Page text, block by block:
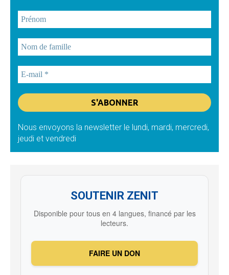
Nous envoyons la newsletter le lundi, mardi, mercredi,
jeudi et vendredi
SOUTENIR ZENIT
Disponible pour tous en 4 langues, financé par les
lecteurs.
FAIRE UN DON